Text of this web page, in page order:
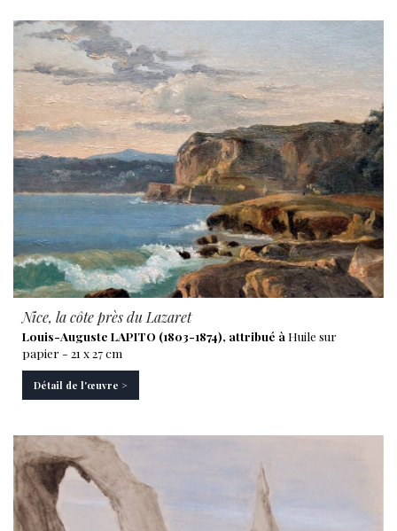
Nice, la côte près du Lazaret
Louis-Auguste LAPITO (1803-1874), attribué à Huile sur
papier - 21 x 27 cm
Détail de l'œuvre >